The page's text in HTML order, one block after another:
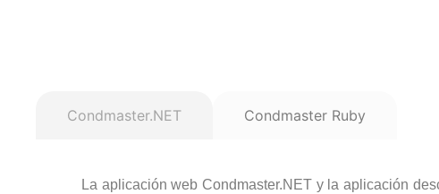
Condmaster.NET Condmaster Ruby
La aplicación web Condmaster.NET y la aplicación